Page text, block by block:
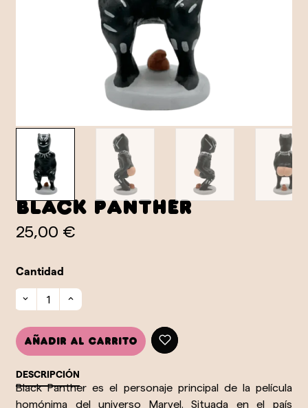
Black Panther
25,00 €
Cantidad
Añadir al carrito
DESCRIPCIÓN
Black Panther es el personaje principal de la película
homónima del universo Marvel. Situada en el país